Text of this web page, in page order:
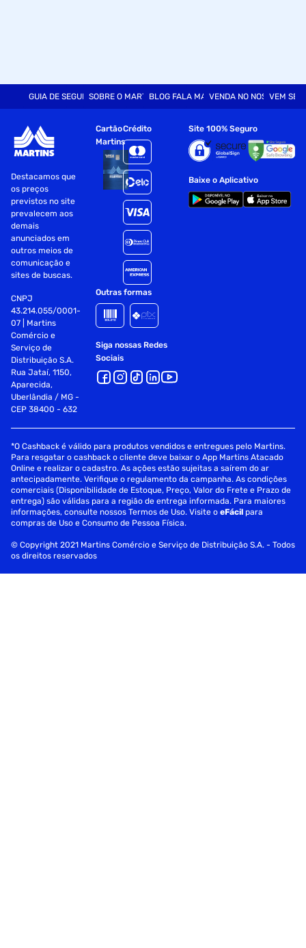
GUIA DE SEGURANÇASOBRE O MARTINSBLOG FALA MARTVENDA NO NOSSO SITE
VEM SER
Destacamos que
os preços
previstos no site
prevalecem aos
demais
anunciados em
outros meios de
comunicação e
sites de buscas.
CNPJ
43.214.055/0001-
07 | Martins
Comércio e
Serviço de
Distribuição S.A.
Rua Jataí, 1150,
Aparecida,
Uberlândia / MG -
CEP 38400 - 632
Cartão
Martins
Crédito
Outras formas
Siga nossas Redes
Sociais
Site 100% Seguro
Baixe o Aplicativo
*O Cashback é válido para produtos vendidos e entregues pelo Martins.
Para resgatar o cashback o cliente deve baixar o App Martins Atacado
Online e realizar o cadastro. As ações estão sujeitas a saírem do ar
antecipadamente. Verifique o regulamento da campanha. As condições
comerciais (Disponibilidade de Estoque, Preço, Valor do Frete e Prazo de
entrega) são válidas para a região de entrega informada. Para maiores
informações, consulte nossos Termos de Uso. Visite oeFácil para
compras de Uso e Consumo de Pessoa Física.
© Copyright 2021 Martins Comércio e Serviço de Distribuição S.A. - Todos
os direitos reservados